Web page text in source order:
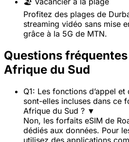
Profitez des plages de
streaming vidéo sans mise
grâce à la 5G de MTN.
Questions fréquentes
Afrique du Sud
Q1: Les fonctions d’appel
sont-elles incluses dans ce
Afrique du Sud ? ▼
Non, les forfaits eSIM de
dédiés aux données. Pour